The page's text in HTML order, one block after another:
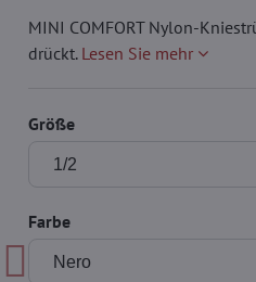
MINI COMFORT Nylon-
drückt. Lesen Sie mehr
Größe
Farbe